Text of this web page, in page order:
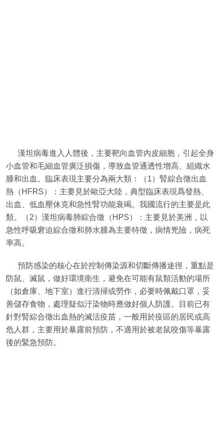
漢坦病毒進入人體後，主要靶向血管內皮細胞，引起全身
小血管和毛細血管廣泛損傷，導致血管通透性增高、組織水
腫和出血。臨床表現主要分為兩大類：（1）腎綜合徵出血
熱（HFRS）：主要見於歐亞大陸，典型臨床表現爲發熱、
出血、低血壓休克和急性腎功能衰竭。我國流行的主要是此
類。（2）漢坦病毒肺綜合徵（HPS）：主要見於美洲，以
急性呼吸窘迫綜合徵和肺水腫為主要特徵，病情兇險，病死
率高。
預防感染的核心在於控制傳染源和切斷傳播途徑，重點是
防鼠、滅鼠，做好環境衛生，避免在可能有鼠類活動的場所
（如倉庫、地下室）進行清掃或勞作，必要時佩戴口罩，妥
善儲存食物，處理疑似汙染物時應做好個人防護。目前已有
針對腎綜合徵出血熱的滅活疫苗，一般用於疫區的居民或高
危人群，主要用於暴露前預防，不適用於被老鼠咬傷等暴露
後的緊急預防。